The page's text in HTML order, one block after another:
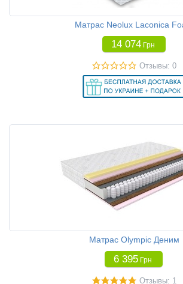
Матрас Neolux Laconica
14 074 Грн
Отзывы: 0
Матрас Olympic Деним
6 395 Грн
Отзывы: 1